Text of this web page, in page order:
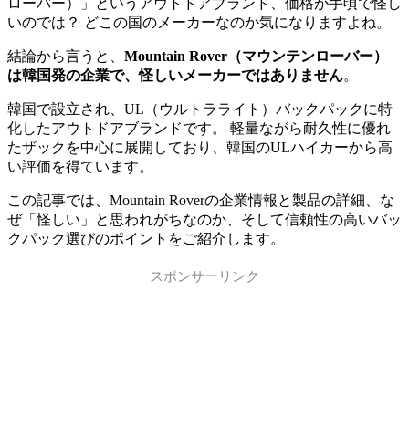
いのでは？ どこの国のメーカーなのか気になりますよね。
結論から言うと、 Mountain Rover（マウンテンローバー）
は韓国発の企業で、怪しいメーカーではありません。
韓国で設立され、UL（ウルトラライト）バックパックに特
化したアウトドアブランドです。 軽量ながら耐久性に優れ
たザックを中心に展開しており、韓国のULハイカーから高
い評価を得ています。
この記事では、Mountain Roverの企業情報と製品の詳細、な
ぜ「怪しい」と思われがちなのか、そして信頼性の高いバッ
クパック選びのポイントをご紹介します。
スポンサーリンク